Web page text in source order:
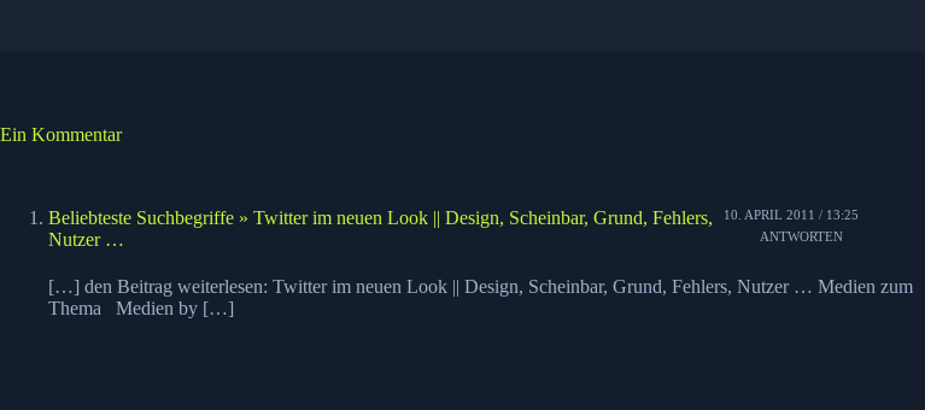
Ein Kommentar
Beliebteste Suchbegriffe » Twitter im neuen Look || Design, Scheinbar, Grund, Fehlers,
Nutzer …
10. APRIL 2011 / 13:25
ANTWORTEN
[…] den Beitrag weiterlesen: Twitter im neuen Look || Design, Scheinbar, Grund, Fehlers, Nutzer … Medien zum
Thema Medien by […]